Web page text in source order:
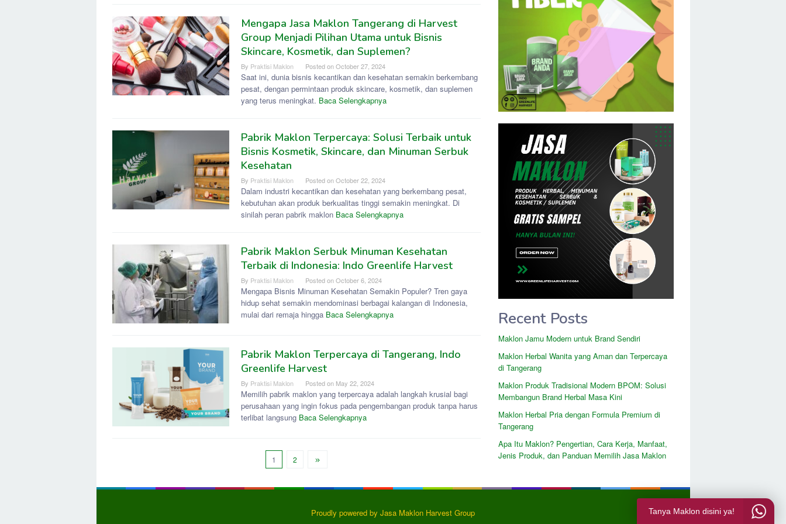
Mengapa Jasa Maklon Tangerang di Harvest
Group Menjadi Pilihan Utama untuk Bisnis
Skincare, Kosmetik, dan Suplemen?
By Praktisi Maklon Posted onOctober 27, 2024
Saat ini, dunia bisnis kecantikan dan kesehatan semakin berkembang
pesat, dengan permintaan produk skincare, kosmetik, dan suplemen
yang terus meningkat. Baca Selengkapnya
Pabrik Maklon Terpercaya: Solusi Terbaik untuk
Bisnis Kosmetik, Skincare, dan Minuman Serbuk
Kesehatan
By Praktisi Maklon Posted onOctober 22, 2024
Dalam industri kecantikan dan kesehatan yang berkembang pesat,
kebutuhan akan produk berkualitas tinggi semakin meningkat. Di
sinilah peran pabrik maklon Baca Selengkapnya
Pabrik Maklon Serbuk Minuman Kesehatan
Terbaik di Indonesia: Indo Greenlife Harvest
By Praktisi Maklon Posted onOctober 6, 2024
Mengapa Bisnis Minuman Kesehatan Semakin Populer? Tren gaya
hidup sehat semakin mendominasi berbagai kalangan di Indonesia,
mulai dari remaja hingga Baca Selengkapnya
Pabrik Maklon Terpercaya di Tangerang, Indo
Greenlife Harvest
By Praktisi Maklon Posted on May 22, 2024
Memilih pabrik maklon yang terpercaya adalah langkah krusial bagi
perusahaan yang ingin fokus pada pengembangan produk tanpa harus
terlibat langsung Baca Selengkapnya
1 2
Recent Posts
Maklon Jamu Modern untuk Brand Sendiri
Maklon Herbal Wanita yang Aman dan Terpercaya
di Tangerang
Maklon Produk Tradisional Modern BPOM: Solusi
Membangun Brand Herbal Masa Kini
Maklon Herbal Pria dengan Formula Premium di
Tangerang
Apa Itu Maklon? Pengertian, Cara Kerja, Manfaat,
Jenis Produk, dan Panduan Memilih Jasa Maklon
Proudly powered by Jasa Maklon Harvest Group Tanya Maklon disini ya!